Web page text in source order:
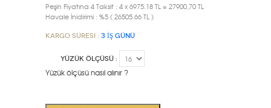
Peşin Fiyatına 4 Taksit : 4 x 6975.18 TL = 27900,70 TL
Havale İnidirimi : %5 ( 26505.66 TL )
Kargo Süresi : 3 İŞ GÜNÜ
YÜZÜK ÖLÇÜSÜ :
Yüzük ölçüsü nasıl alınır ?